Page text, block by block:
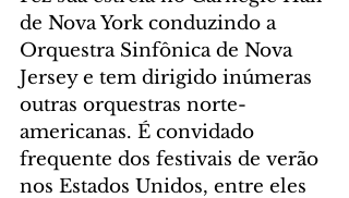
de Nova York conduzindo a
Orquestra Sinfônica de Nova
Jersey e tem dirigido inúmeras
outras orquestras norte-
americanas. É convidado
frequente dos festivais de verão
nos Estados Unidos, entre eles